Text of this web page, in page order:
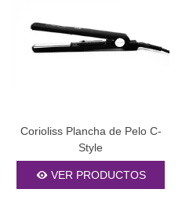
Corioliss Plancha de Pelo C-
Style
VER PRODUCTOS